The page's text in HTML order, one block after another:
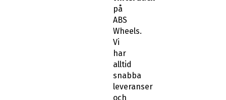
på
ABS
Wheels.
Vi
har
alltid
snabba
leveranser
och